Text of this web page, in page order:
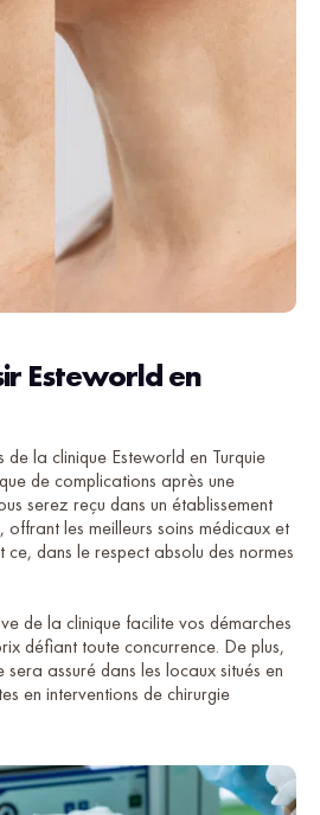
Esteworld en
de la clinique Esteworld en Turquie
de complications après une
serez reçu dans un établissement
les meilleurs soins médicaux et
ce, dans le respect absolu des normes
de la clinique facilite vos démarches
défiant toute concurrence. De plus,
assuré dans les locaux situés en
en interventions de chirurgie